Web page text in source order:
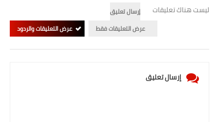
ليست هناك تعليقات
إرسال تعليق
عرض التعليقات فقط
عرض التعليقات والردود
إرسال تعليق